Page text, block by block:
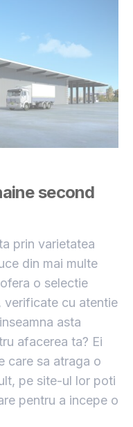
second
prin varietatea
din mai multe
ofera o selectie
verificate cu atentie
asta
afacerea ta? Ei
care sa atraga o
pe site-ul lor poti
pentru a incepe o